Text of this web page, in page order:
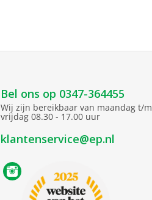
Bel ons op 0347-364455
Wij zijn bereikbaar van maandag t/m
vrijdag 08.30 - 17.00 uur
klantenservice@ep.nl